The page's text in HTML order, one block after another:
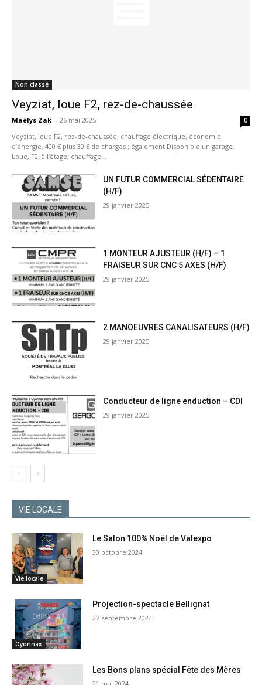
Non classé
Veyziat, loue F2, rez-de-chaussée
Maëlys Zak - 26 mai 2025 0
Veyziat, loue F2, rez-de-chaussée, chauffage électrique, économie
d’énergie, 400 € plus 30 € de charges ; également Disponible un garage.
Loue, F2, à l’étage, chauffage...
UN FUTUR COMMERCIAL SÉDENTAIRE
(H/F)
29 janvier 2025
1 MONTEUR AJUSTEUR (H/F) – 1
FRAISEUR SUR CNC 5 AXES (H/F)
29 janvier 2025
2 MANOEUVRES CANALISATEURS (H/F)
29 janvier 2025
Conducteur de ligne enduction – CDI
29 janvier 2025
VIE LOCALE
Vie locale
Le Salon 100% Noël de Valexpo
30 octobre 2024
Oyonnax
Projection-spectacle Bellignat
27 septembre 2024
Les Bons plans spécial Fête des Mères